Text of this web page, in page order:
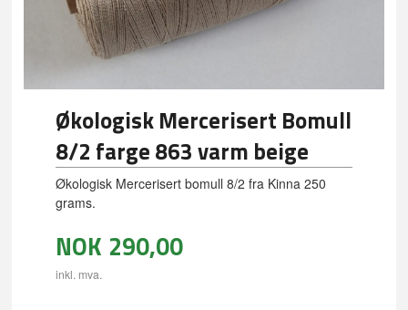
Økologisk Mercerisert Bomull
8/2 farge 863 varm beige
Økologisk Mercerisert bomull 8/2 fra Kinna 250
grams.
NOK 290,00
inkl. mva.